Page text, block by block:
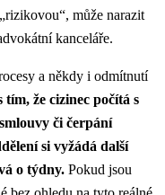
může narazit
kanceláře.
a někdy i odmítnutí
tím, že cizinec počítá s
či čerpání
si vyžádá další
o týdny. Pokud jsou